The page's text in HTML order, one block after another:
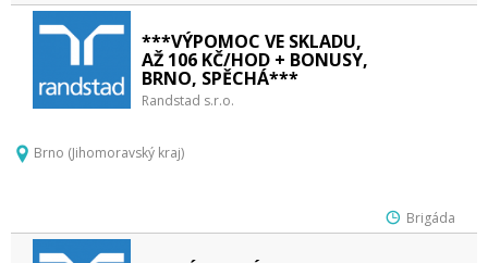
***VÝPOMOC VE SKLADU,
AŽ 106 KČ/HOD + BONUSY,
BRNO, SPĚCHÁ***
Randstad s.r.o.
Brno (Jihomoravský kraj)
Brigáda